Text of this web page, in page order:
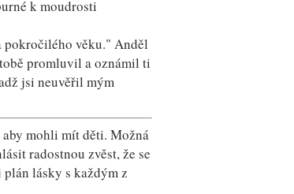
k moudrosti
pokročilého věku." Anděl
promluvil a oznámil ti
jsi neuvěřil mým
mohli mít děti. Možná
radostnou zvěst, že se
lásky s každým z